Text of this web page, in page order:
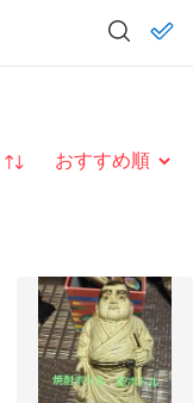
並び替え